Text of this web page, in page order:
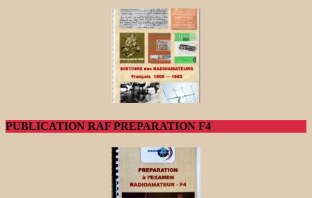
PUBLICATION RAF PREPARATION F4